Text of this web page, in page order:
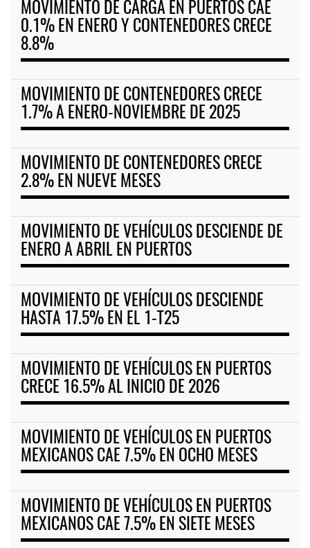
MOVIMIENTO DE CARGA EN PUERTOS CAE
0.1% EN ENERO Y CONTENEDORES CRECE
8.8%
MOVIMIENTO DE CONTENEDORES CRECE
1.7% A ENERO-NOVIEMBRE DE 2025
MOVIMIENTO DE CONTENEDORES CRECE
2.8% EN NUEVE MESES
MOVIMIENTO DE VEHÍCULOS DESCIENDE DE
ENERO A ABRIL EN PUERTOS
MOVIMIENTO DE VEHÍCULOS DESCIENDE
HASTA 17.5% EN EL 1-T25
MOVIMIENTO DE VEHÍCULOS EN PUERTOS
CRECE 16.5% AL INICIO DE 2026
MOVIMIENTO DE VEHÍCULOS EN PUERTOS
MEXICANOS CAE 7.5% EN OCHO MESES
MOVIMIENTO DE VEHÍCULOS EN PUERTOS
MEXICANOS CAE 7.5% EN SIETE MESES